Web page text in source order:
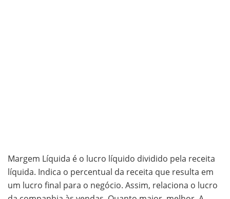
Margem Líquida é o lucro líquido dividido pela receita
líquida. Indica o percentual da receita que resulta em
um lucro final para o negócio. Assim, relaciona o lucro